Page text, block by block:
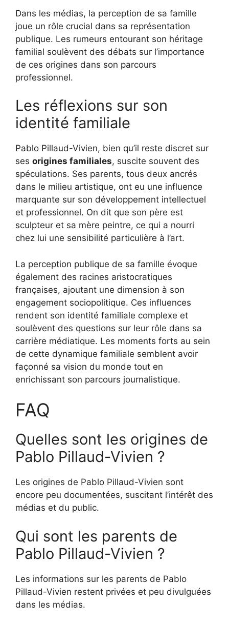
Dans les médias, la perception de sa famille
joue un rôle crucial dans sa représentation
publique. Les rumeurs entourant son héritage
familial soulèvent des débats sur l’importance
de ces origines dans son parcours
professionnel.
Les réflexions sur son
identité familiale
Pablo Pillaud-Vivien, bien qu’il reste discret sur
ses origines familiales, suscite souvent des
spéculations. Ses parents, tous deux ancrés
dans le milieu artistique, ont eu une influence
marquante sur son développement intellectuel
et professionnel. On dit que son père est
sculpteur et sa mère peintre, ce qui a nourri
chez lui une sensibilité particulière à l’art.
La perception publique de sa famille évoque
également des racines aristocratiques
françaises, ajoutant une dimension à son
engagement sociopolitique. Ces influences
rendent son identité familiale complexe et
soulèvent des questions sur leur rôle dans sa
carrière médiatique. Les moments forts au sein
de cette dynamique familiale semblent avoir
façonné sa vision du monde tout en
enrichissant son parcours journalistique.
FAQ
Quelles sont les origines de
Pablo Pillaud-Vivien ?
Les origines de Pablo Pillaud-Vivien sont
encore peu documentées, suscitant l’intérêt des
médias et du public.
Qui sont les parents de
Pablo Pillaud-Vivien ?
Les informations sur les parents de Pablo
Pillaud-Vivien restent privées et peu divulguées
dans les médias.